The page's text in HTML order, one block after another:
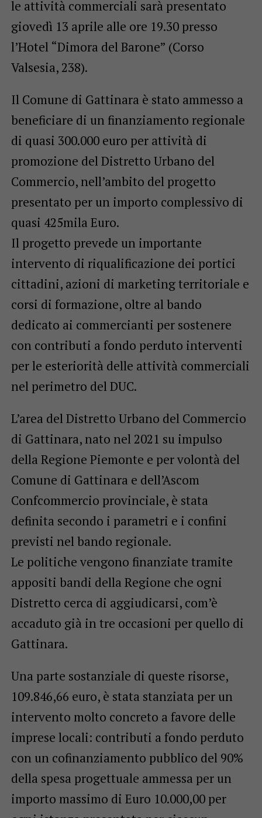
le attività commerciali sarà presentato
giovedì 13 aprile alle ore 19.30 presso
l’Hotel “Dimora del Barone” (Corso
Valsesia, 238).
Il Comune di Gattinara è stato ammesso a
beneficiare di un finanziamento regionale
di quasi 300.000 euro per attività di
promozione del Distretto Urbano del
Commercio, nell’ambito del progetto
presentato per un importo complessivo di
quasi 425mila Euro.
Il progetto prevede un importante
intervento di riqualificazione dei portici
cittadini, azioni di marketing territoriale e
corsi di formazione, oltre al bando
dedicato ai commercianti per sostenere
con contributi a fondo perduto interventi
per le esteriorità delle attività commerciali
nel perimetro del DUC.
L’area del Distretto Urbano del Commercio
di Gattinara, nato nel 2021 su impulso
della Regione Piemonte e per volontà del
Comune di Gattinara e dell’Ascom
Confcommercio provinciale, è stata
definita secondo i parametri e i confini
previsti nel bando regionale.
Le politiche vengono finanziate tramite
appositi bandi della Regione che ogni
Distretto cerca di aggiudicarsi, com’è
accaduto già in tre occasioni per quello di
Gattinara.
Una parte sostanziale di queste risorse,
109.846,66 euro, è stata stanziata per un
intervento molto concreto a favore delle
imprese locali: contributi a fondo perduto
con un cofinanziamento pubblico del 90%
della spesa progettuale ammessa per un
importo massimo di Euro 10.000,00 per